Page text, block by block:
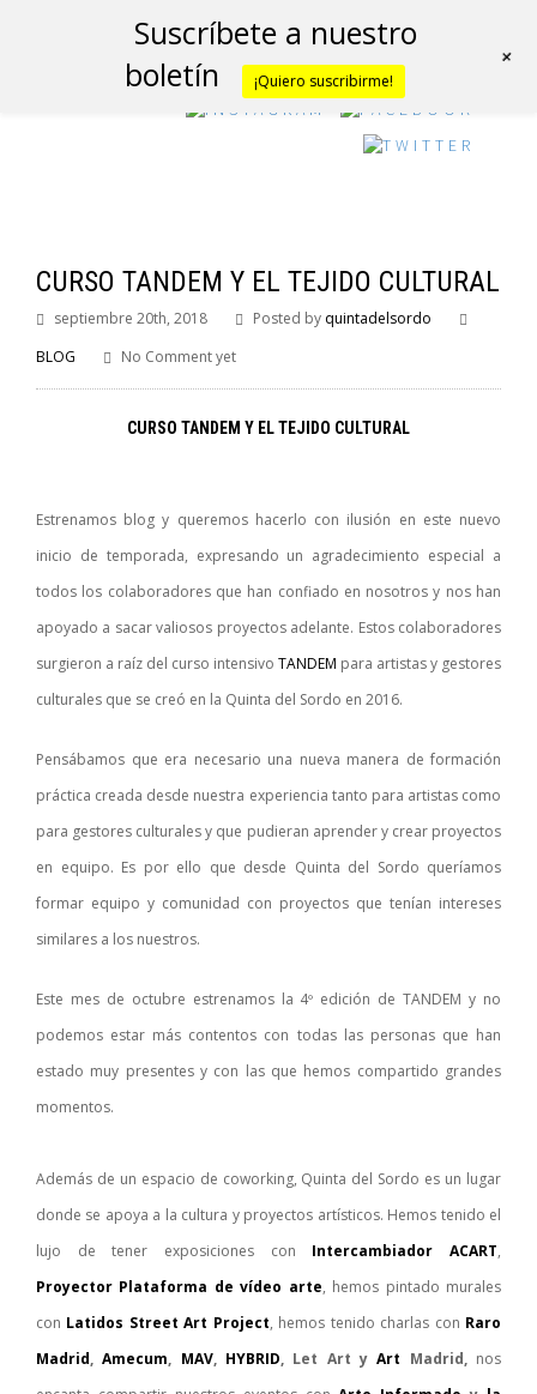
CURSO TANDEM Y EL TEJIDO CULTURAL
septiembre 20th, 2018 Posted by quintadelsordo
BLOG
No Comment yet
CURSO TANDEM Y EL TEJIDO CULTURAL
Estrenamos blog y queremos hacerlo con ilusión en este nuevo
inicio de temporada, expresando un agradecimiento especial a
todos los colaboradores que han confiado en nosotros y nos han
apoyado a sacar valiosos proyectos adelante. Estos colaboradores
surgieron a raíz del curso intensivo TANDEM para artistas y gestores
culturales que se creó en la Quinta del Sordo en 2016.
Pensábamos que era necesario una nueva manera de formación
práctica creada desde nuestra experiencia tanto para artistas como
para gestores culturales y que pudieran aprender y crear proyectos
en equipo. Es por ello que desde Quinta del Sordo queríamos
formar equipo y comunidad con proyectos que tenían intereses
similares a los nuestros.
Este mes de octubre estrenamos la 4º edición de TANDEM y no
podemos estar más contentos con todas las personas que han
estado muy presentes y con las que hemos compartido grandes
momentos.
Además de un espacio de coworking, Quinta del Sordo es un lugar
donde se apoya a la cultura y proyectos artísticos. Hemos tenido el
lujo de tener exposiciones con Intercambiador ACART,
Proyector Plataforma de vídeo arte, hemos pintado murales
con Latidos Street Art Project, hemos tenido charlas con Raro
Madrid,Amecum, MAV, HYBRID, Let Art yArt Madrid,nos
Suscríbete a nuestro
boletín
¡Quiero suscribirme!
+